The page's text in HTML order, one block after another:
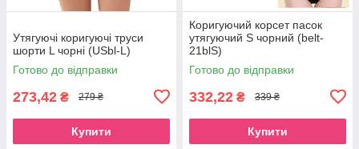
Утягуючі коригуючі труси
шорти L чорні (USbl-L)
Готово до відправки
273,42 ₴ 279 ₴
Купити
Коригуючий корсет пасок
утягуючий S чорний (belt-
21blS)
Готово до відправки
332,22 ₴ 339 ₴
Купити